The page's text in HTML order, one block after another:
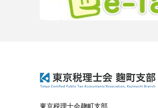
東京税理士会麹町支部